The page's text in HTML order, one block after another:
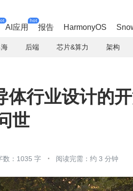
AI应用
hot
报告 HarmonyOS
后端 芯片&算力 架构
体行业设计的
世
数：1035 字 阅读完需：约 3 分钟